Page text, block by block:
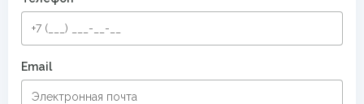
Email